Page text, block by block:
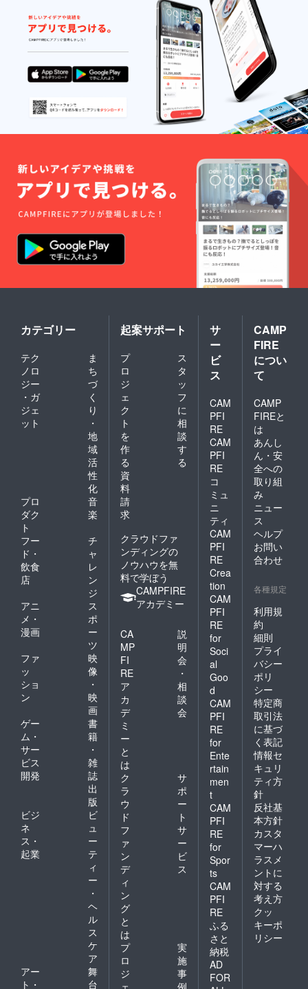
カテゴリー
テク
ノロ
ジー
・ガ
ジェ
ット
ま
ち
づ
く
り
・
地
域
活
性
化
プロ
ダク
ト
音
楽
フー
ド・
飲食
店
チ
ャ
レ
ン
ジ
アニ
メ・
漫画
ス
ポ
ー
ツ
ファ
ッ
ショ
ン
映
像
・
映
画
ゲー
ム・
サー
ビス
開発
書
籍
・
雑
誌
出
版
ビジ
ネ
ス・
起業
ビ
ュ
ー
テ
ィ
ー
・
ヘ
ル
ス
ケ
ア
アー
ト・
舞
台
起案サポート
プ
ロ
ジ
ェ
ク
ト
を
作
る
ス
タ
ッ
フ
に
相
談
す
る
資
料
請
求
クラウドファ
ンディングの
ノウハウを無
料で学ぼう
CAMPFIRE
アカデミー
CA
MP
FI
RE
ア
カ
デ
ミ
ー
と
は
説
明
会
・
相
談
会
ク
ラ
ウ
ド
フ
ァ
ン
デ
ィ
ン
グ
と
は
サ
ポ
ー
ト
サ
ー
ビ
ス
プ
ロ
ジ
ェ
実
施
事
例
サ
ー
ビ
ス
CAM
PFI
RE
CAM
PFI
RE
コ
ミュ
ニ
ティ
CAM
PFI
RE
Crea
tion
CAM
PFI
RE
for
Soci
al
Goo
d
CAM
PFI
RE
for
Ente
rtain
men
t
CAM
PFI
RE
for
Spor
ts
CAM
PFI
RE
ふる
さと
納税
AD
FOR
CAMP
FIRE
につい
て
CAMP
FIREと
は
あんし
ん・安
全への
取り組
み
ニュー
ス
ヘルプ
お問い
合わせ
各種規定
利用規
約
細則
プライ
バシー
ポリ
シー
特定商
取引法
に基づ
く表記
情報セ
キュリ
ティ方
針
反社基
本方針
カスタ
マーハ
ラスメ
ントに
対する
考え方
クッ
キーポ
リシー